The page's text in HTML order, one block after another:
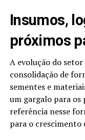
Insumos,
próximos
A evolução do
consolidação de
sementes e
um gargalo para os
referência nesse
para o